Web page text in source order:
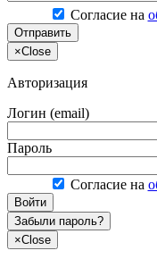
Согласие на
Отправить
×Close
Авторизация
Логин (email)
Пароль
Согласие на
Войти
Забыли пароль?
×Close